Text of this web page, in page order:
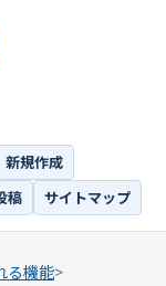
新規作成
稿 サイトマップ
る機能>